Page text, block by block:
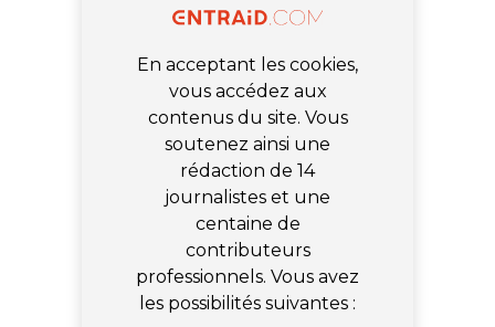
En acceptant les cookies,
vous accédez aux
contenus du site. Vous
soutenez ainsi une
rédaction de 14
journalistes et une
centaine de
contributeurs
professionnels. Vous avez
les possibilités suivantes :